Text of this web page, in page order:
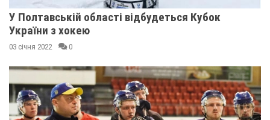
У Полтавській області відбудеться Кубок
України з хокею
03 січня 2022 0